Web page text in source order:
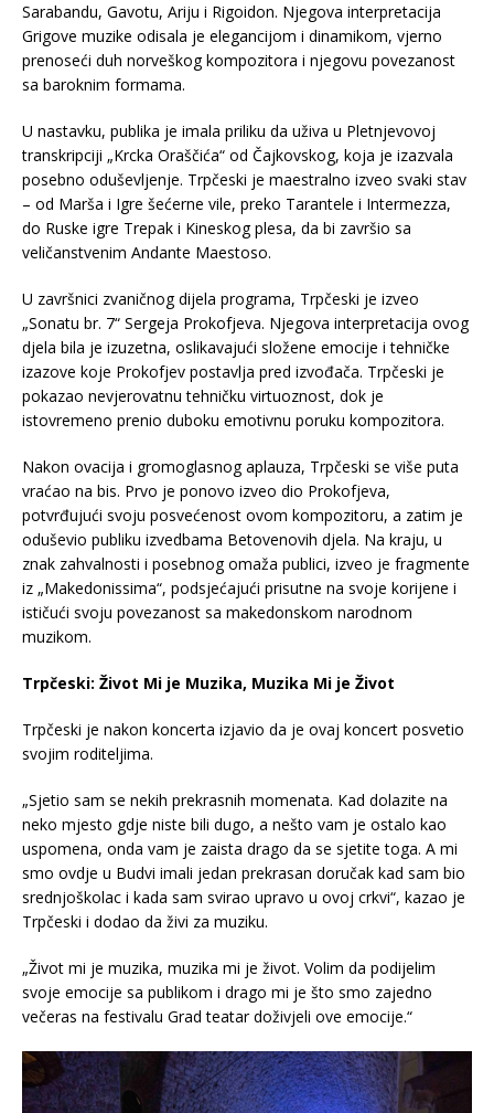
Sarabandu, Gavotu, Ariju i Rigoidon. Njegova interpretacija
Grigove muzike odisala je elegancijom i dinamikom, vjerno
prenoseći duh norveškog kompozitora i njegovu povezanost
sa baroknim formama.
U nastavku, publika je imala priliku da uživa u Pletnjevovoj
transkripciji „Krcka Oraščića“ od Čajkovskog, koja je izazvala
posebno oduševljenje. Trpčeski je maestralno izveo svaki stav
– od Marša i Igre šećerne vile, preko Tarantele i Intermezza,
do Ruske igre Trepak i Kineskog plesa, da bi završio sa
veličanstvenim Andante Maestoso.
U završnici zvaničnog dijela programa, Trpčeski je izveo
„Sonatu br. 7“ Sergeja Prokofjeva. Njegova interpretacija ovog
djela bila je izuzetna, oslikavajući složene emocije i tehničke
izazove koje Prokofjev postavlja pred izvođača. Trpčeski je
pokazao nevjerovatnu tehničku virtuoznost, dok je
istovremeno prenio duboku emotivnu poruku kompozitora.
Nakon ovacija i gromoglasnog aplauza, Trpčeski se više puta
vraćao na bis. Prvo je ponovo izveo dio Prokofjeva,
potvrđujući svoju posvećenost ovom kompozitoru, a zatim je
oduševio publiku izvedbama Betovenovih djela. Na kraju, u
znak zahvalnosti i posebnog omaža publici, izveo je fragmente
iz „Makedonissima“, podsjećajući prisutne na svoje korijene i
ističući svoju povezanost sa makedonskom narodnom
muzikom.
Trpčeski: Život Mi je Muzika, Muzika Mi je Život
Trpčeski je nakon koncerta izjavio da je ovaj koncert posvetio
svojim roditeljima.
„Sjetio sam se nekih prekrasnih momenata. Kad dolazite na
neko mjesto gdje niste bili dugo, a nešto vam je ostalo kao
uspomena, onda vam je zaista drago da se sjetite toga. A mi
smo ovdje u Budvi imali jedan prekrasan doručak kad sam bio
srednjoškolac i kada sam svirao upravo u ovoj crkvi“, kazao je
Trpčeski i dodao da živi za muziku.
„Život mi je muzika, muzika mi je život. Volim da podijelim
svoje emocije sa publikom i drago mi je što smo zajedno
večeras na festivalu Grad teatar doživjeli ove emocije.“